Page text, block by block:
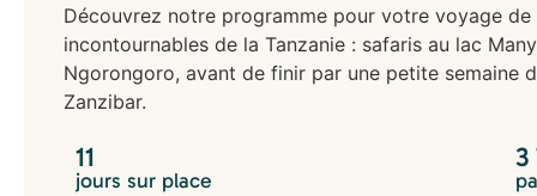
Découvrez notre programme pour votre voyage
incontournables de la Tanzanie : safaris au lac
Ngorongoro, avant de finir par une petite semaine
Zanzibar.
11
jours sur place
3